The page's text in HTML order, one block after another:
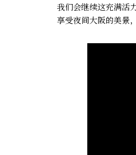
我们会继续这充满活
享受夜间大阪的美景